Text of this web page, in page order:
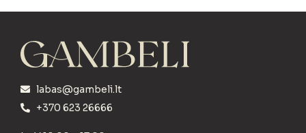
labas@gambeli.lt
+370 623 26666